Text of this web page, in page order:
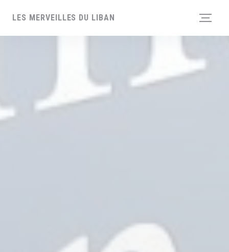
LES MERVEILLES DU LIBAN